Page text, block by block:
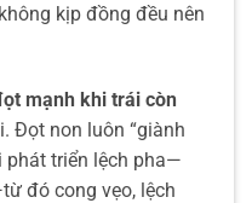
kịp đồng đều nên
mạnh khi trái còn
Đọt non luôn “giành
phát triển lệch pha—
đó cong vẹo, lệch